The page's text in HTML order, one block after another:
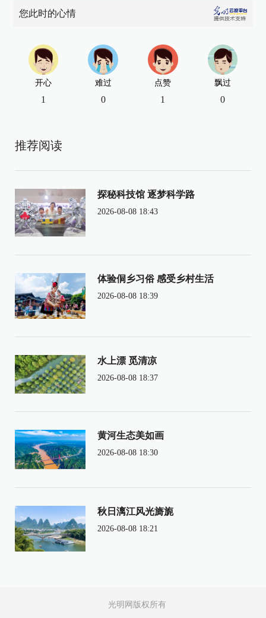
您此时的心情
开心
1
难过
0
点赞
1
飘过
0
推荐阅读
探秘科技馆 逐梦科学路
2026-08-08 18:43
体验侗乡习俗 感受乡村生活
2026-08-08 18:39
水上漂 觅清凉
2026-08-08 18:37
黄河生态美如画
2026-08-08 18:30
秋日漓江风光旖旎
2026-08-08 18:21
光明网版权所有